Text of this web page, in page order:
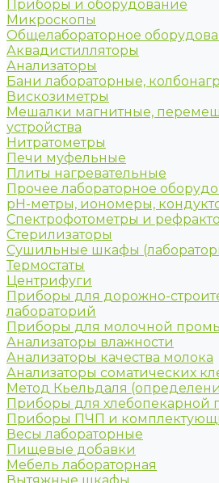
Приборы и оборудование
Микроскопы
Общелабораторное
Аквадистилляторы
Анализаторы
Бани лабораторные,
Вискозиметры
Мешалки магнитные,
устройства
Нитратометры
Печи муфельные
Плиты нагревательные
Прочее лабораторное
рН-метры, иономеры,
Спектрофотометры и
Стерилизаторы
Сушильные шкафы
Термостаты
Центрифуги
Приборы для дорожно-
лабораторий
Приборы для молочной
Анализаторы влажности
Анализаторы качества молока
Анализаторы соматических
Метод Кьельдаля
Приборы для хлебопекарной
Приборы ПЧП и
Весы лабораторные
Пищевые добавки
Мебель лабораторная